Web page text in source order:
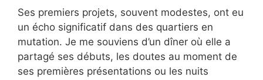
Ses premiers projets, souvent modestes, ont eu
un écho significatif dans des quartiers en
mutation. Je me souviens d’un dîner où elle a
partagé ses débuts, les doutes au moment de
ses premières présentations ou les nuits